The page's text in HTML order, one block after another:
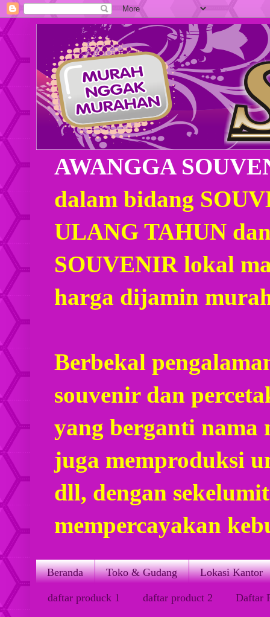
AWANGGA
dalam bidang
ULANG TAHUN
SOUVENIR lokal
harga dijamin
Berbekal
souvenir dan
yang berganti nama
juga memproduksi
dll, dengan
mempercayakan
Beranda Toko & Gudang Lokasi Kantor
daftar produck 1 daftar product 2 Daftar